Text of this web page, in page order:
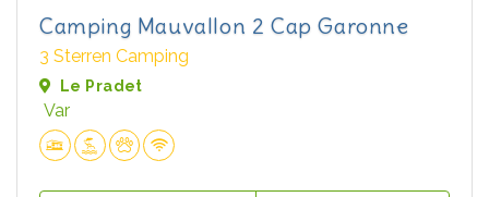
Camping Mauvallon 2 Cap Garonne
3 Sterren Camping
Le Pradet
Var